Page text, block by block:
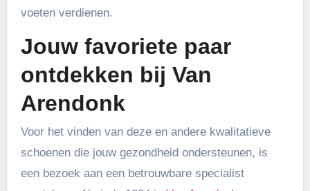
voeten verdienen.
Jouw favoriete paar
ontdekken bij Van
Arendonk
Voor het vinden van deze en andere kwalitatieve
schoenen die jouw gezondheid ondersteunen, is
een bezoek aan een betrouwbare specialist